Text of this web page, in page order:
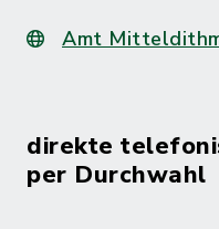
Amt
direkte
per Durchwahl